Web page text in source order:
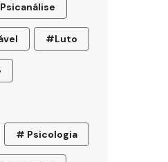
#luto
# Psicologia